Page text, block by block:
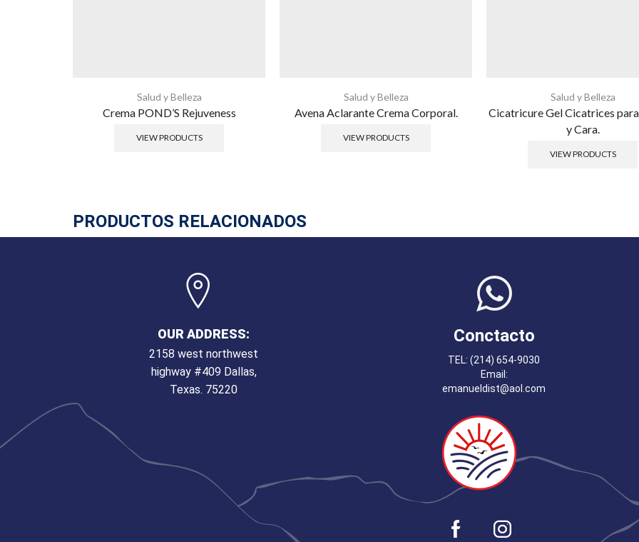
Salud y Belleza
Crema POND’S Rejuveness
VIEW PRODUCTS
Salud y Belleza
Avena Aclarante Crema Corporal.
VIEW PRODUCTS
Salud y Belleza
Cicatricure Gel Cicatrices
y Cara.
VIEW PRODUCTS
PRODUCTOS RELACIONADOS
OUR ADDRESS:
2158 west northwest
highway #409 Dallas,
Texas. 75220
Conctacto
TEL: (214) 654-9030
Email:
emanueldist@aol.com